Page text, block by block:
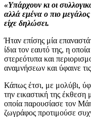
«Υπάρχουν κι οι
αλλά εμένα ο πιο
είχε δηλώσει.
Ήταν επίσης μία
ίδια τον εαυτό της, η
στερεότυπα και
αναμνήσεων και ύφαινε
Κάπως έτσι, με μολύβι,
την εικαστική της έκθεση
οποία παρουσίασε τον
ζωγράφος προτιμούσε